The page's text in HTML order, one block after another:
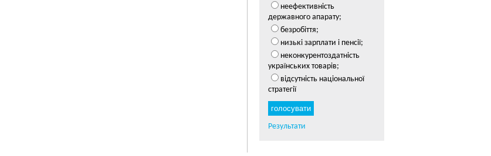
неефективність
державного апарату;
безробіття;
низькі зарплати і пенсії;
неконкурентоздатність
українських товарів;
відсутність національної
стратегії
Результати